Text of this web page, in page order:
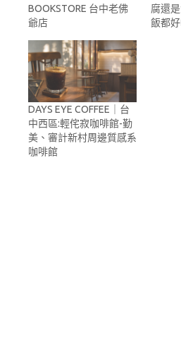
BOOKSTORE 台中老佛
爺店
腐還
飯都
DAYS EYE COFFEE｜台
中西區:輕侘寂咖啡館-勤
美、審計新村周邊質感系
咖啡館